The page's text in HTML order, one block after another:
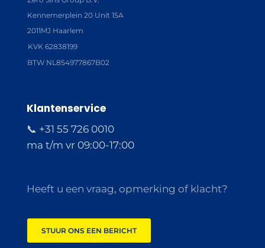
Kennemerplein 20 Unit 15A
2011MJ Haarlem
KVK 62838199
BTW NL854977867B02
Klantenservice
📞 +31 55 726 0010
ma t/m vr 09:00-17:00
Heeft u een vraag, opmerking of klacht?
STUUR ONS EEN BERICHT